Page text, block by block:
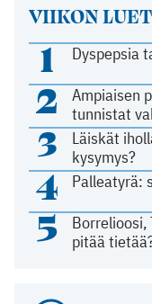
VIIKON
1 Dyspepsia
2
Ampiaisen
tunnistat
3
Läiskät
kysymys?
4 Palleatyrä:
5
pitää